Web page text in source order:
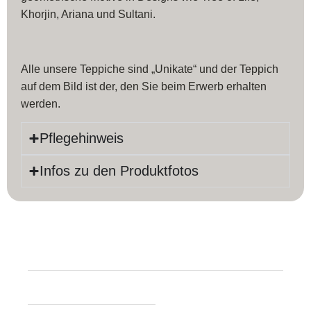
Khorjin, Ariana und Sultani.
Alle unsere Teppiche sind „Unikate“ und der Teppich
auf dem Bild ist der, den Sie beim Erwerb erhalten
werden.
Pflegehinweis
Infos zu den Produktfotos
Länge:178 cm
Breite:120 cm
Farbe:Beige